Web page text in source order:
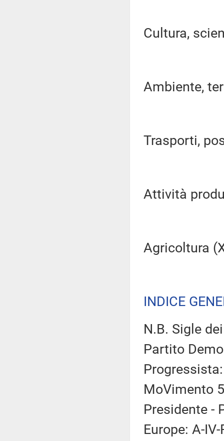
Cultura,
Ambiente,
Trasporti,
Attività
Agricoltura
INDICE
N.B. Sigle
Partito
MoVimento
Presidente -
Europe: A-